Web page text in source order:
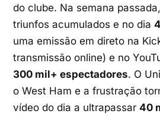
do clube. Na semana
triunfos acumulados e no dia
uma emissão em direto na
transmissão online) e no
300 mil+ espectadores. O
o West Ham e a frustração
vídeo do dia a ultrapassar40